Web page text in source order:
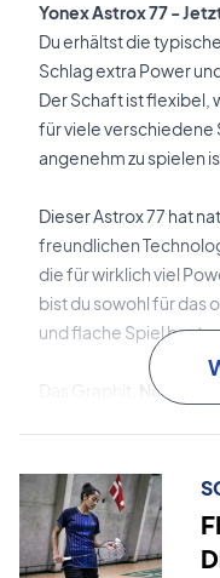
Yonex Astrox 77 -
Du erhältst die
Schlag extra Power
Der Schaft ist flexibel,
für viele verschiedene
angenehm zu spielen
Dieser Astrox 77 hat
freundlichen
die für wirklich viel
bist du sowohl für das
und flache Spiel
Namd
Alles in allem ein
Yonex, die hiermit
stark sie, speziell, in
Ausstattung sind!